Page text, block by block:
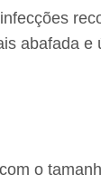
abafada e
o